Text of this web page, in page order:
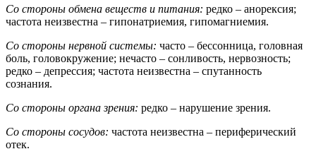
Со стороны обмена веществ и питания: редко – анорексия;
частота неизвестна – гипонатриемия, гипомагниемия.
Со стороны нервной системы: часто – бессонница, головная
боль, головокружение; нечасто – сонливость, нервозность;
редко – депрессия; частота неизвестна – спутанность
сознания.
Со стороны органа зрения: редко – нарушение зрения.
Со стороны сосудов: частота неизвестна – периферический
отек.